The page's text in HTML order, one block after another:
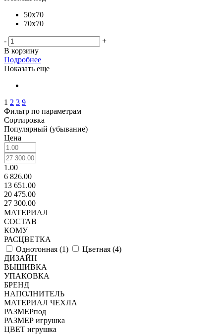
50х70
70х70
-
+
В корзину
Подробнее
Показать еще
1 2 3 9
Фильтр по параметрам
Сортировка
Популярный (убывание)
Цена
1.00
6 826.00
13 651.00
20 475.00
27 300.00
МАТЕРИАЛ
СОСТАВ
КОМУ
РАСЦВЕТКА
Однотонная (1) Цветная (4)
ДИЗАЙН
ВЫШИВКА
УПАКОВКА
БРЕНД
НАПОЛНИТЕЛЬ
МАТЕРИАЛ ЧЕХЛА
РАЗМЕРпод
РАЗМЕР игрушка
ЦВЕТ игрушка